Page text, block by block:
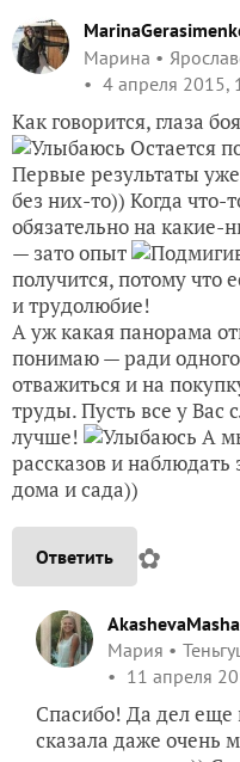
Марина
4 апреля 2015,
Как говорится, глаза
Остается
Первые результаты
без них-то)) Когда
обязательно на какие-
— зато опыт
получится, потому что
и трудолюбие!
А уж какая панорама
понимаю — ради одного
отважиться и на
труды. Пусть все у Вас
лучше!
А
рассказов и
дома и сада))
Ответить ✿
AkashevaMasha
Мария
11 апреля
Спасибо! Да дел еще
сказала даже очень